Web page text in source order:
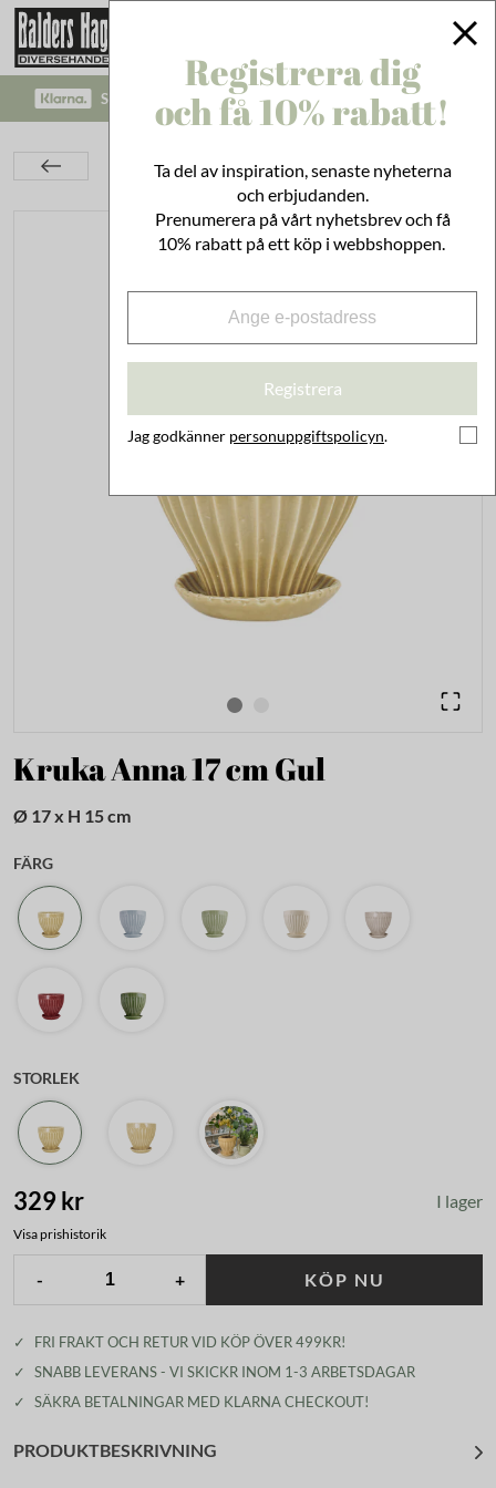
SÄKRA BETALNINGAR MED KLARNA CHECKOUT!
Kruka Anna 17 cm Gul
Kruka Anna 17 cm Gul
Ø 17 x H 15 cm
FÄRG
STORLEK
329 kr I lager
Visa prishistorik
- + KÖP NU
✓
FRI FRAKT OCH RETUR VID KÖP ÖVER 499KR!
✓
SNABB LEVERANS - VI SKICKR INOM 1-3 ARBETSDAGAR
✓
SÄKRA BETALNINGAR MED KLARNA CHECKOUT!
PRODUKTBESKRIVNING
Registrera dig
och få 10% rabatt!
Ta del av inspiration, senaste nyheterna
och erbjudanden.
Prenumerera på vårt nyhetsbrev och få
10% rabatt på ett köp i webbshoppen.
Registrera
Jag godkänner personuppgiftspolicyn.